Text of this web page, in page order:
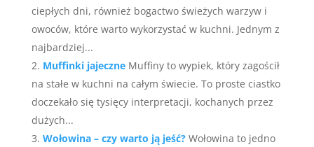
ciepłych dni, również bogactwo świeżych warzyw i
owoców, które warto wykorzystać w kuchni. Jednym z
najbardziej...
Muffinki jajeczne Muffiny to wypiek, który zagościł
na stałe w kuchni na całym świecie. To proste ciastko
doczekało się tysięcy interpretacji, kochanych przez
dużych...
Wołowina – czy warto ją jeść? Wołowina to jedno